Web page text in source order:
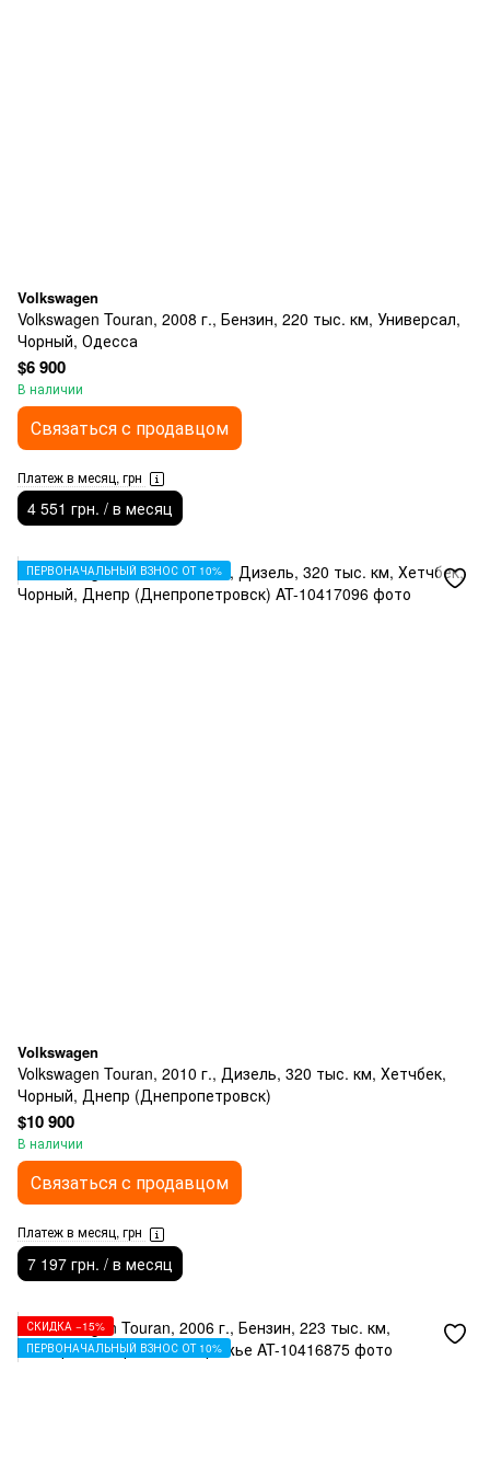
Volkswagen
Volkswagen Touran, 2008 г., Бензин, 220 тыс. км, Универсал,
Чорный, Одесса
$6 900
В наличии
Связаться с продавцом
Платеж в месяц, грн
4 551 грн. / в месяц
ПЕРВОНАЧАЛЬНЫЙ ВЗНОС ОТ 10%
Volkswagen
Volkswagen Touran, 2010 г., Дизель, 320 тыс. км, Хетчбек,
Чорный, Днепр (Днепропетровск)
$10 900
В наличии
Связаться с продавцом
Платеж в месяц, грн
7 197 грн. / в месяц
СКИДКА −15%
ПЕРВОНАЧАЛЬНЫЙ ВЗНОС ОТ 10%